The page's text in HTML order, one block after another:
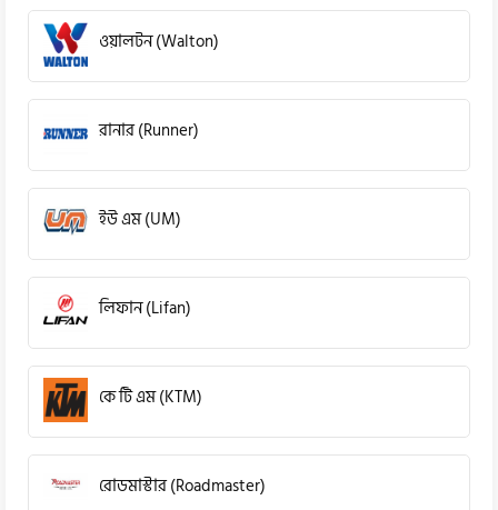
ওয়ালটন (Walton)
রানার (Runner)
ইউ এম (UM)
লিফান (Lifan)
কে টি এম (KTM)
রোডমাস্টার (Roadmaster)